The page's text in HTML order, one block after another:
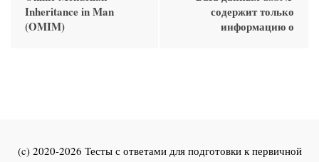
Inheritance in Man
(OMIM)
содержит только
информацию о
(c) 2020-2026 Тесты с ответами для подготовки к первичной